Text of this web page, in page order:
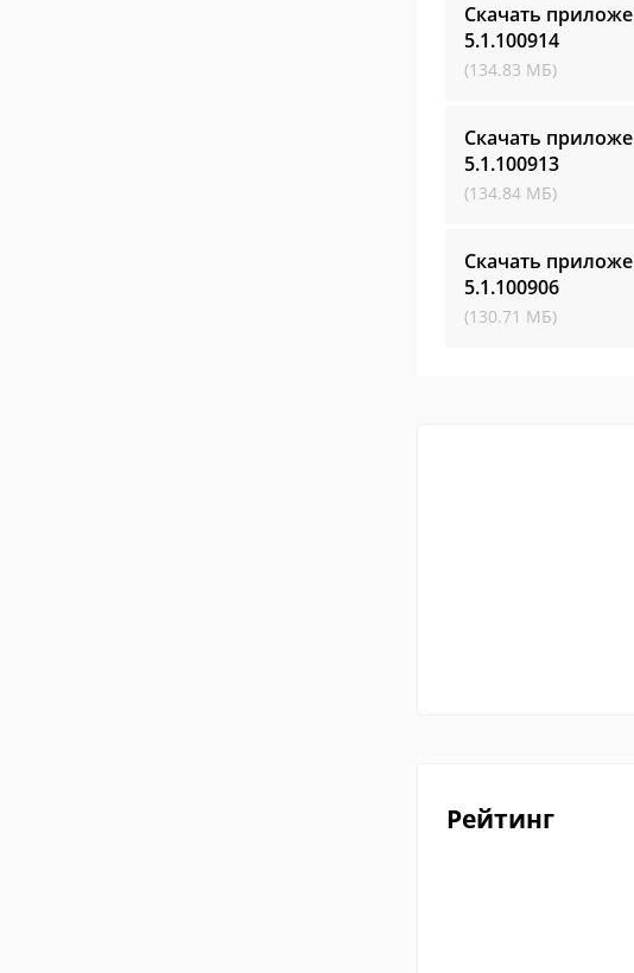
Скачать
5.1.100914
(134.83 МБ)
Скачать
5.1.100913
(134.84 МБ)
Скачать
5.1.100906
(130.71 МБ)
Рейтинг